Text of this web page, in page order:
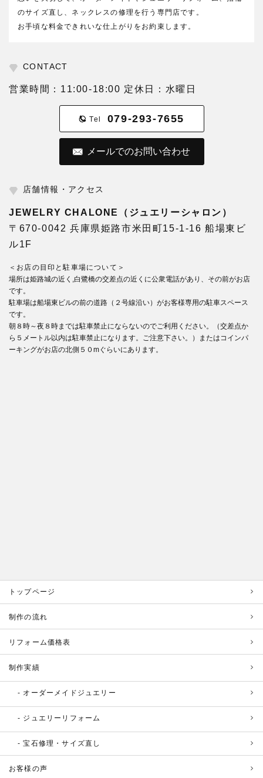
のサイズ直し、ネックレスの修理を行う専門店です。
お手頃な料金できれいな仕上がりをお約束します。
CONTACT
営業時間：11:00-18:00 定休日：水曜日
Tel 079-293-7655
メールでのお問い合わせ
店舗情報・アクセス
JEWELRY CHALONE（ジュエリーシャロン）
〒670-0042 兵庫県姫路市米田町15-1-16 船場東ビ
ル1F
＜お店の目印と駐車場について＞
場所は姫路城の近く,白鷺橋の交差点の近くに公衆電話があり、その前がお店
です。
駐車場は船場東ビルの前の道路（２号線沿い）がお客様専用の駐車スペース
です。
朝８時～夜８時までは駐車禁止にならないのでご利用ください。（交差点か
ら５メートル以内は駐車禁止になります。ご注意下さい。）またはコインパ
ーキングがお店の北側５０mぐらいにあります。
トップページ
制作の流れ
リフォーム価格表
制作実績
オーダーメイドジュエリー
ジュエリーリフォーム
宝石修理・サイズ直し
お客様の声